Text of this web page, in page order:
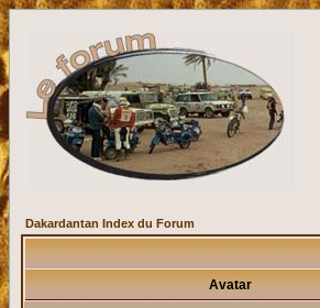
Dakardantan Index du Forum
Avatar